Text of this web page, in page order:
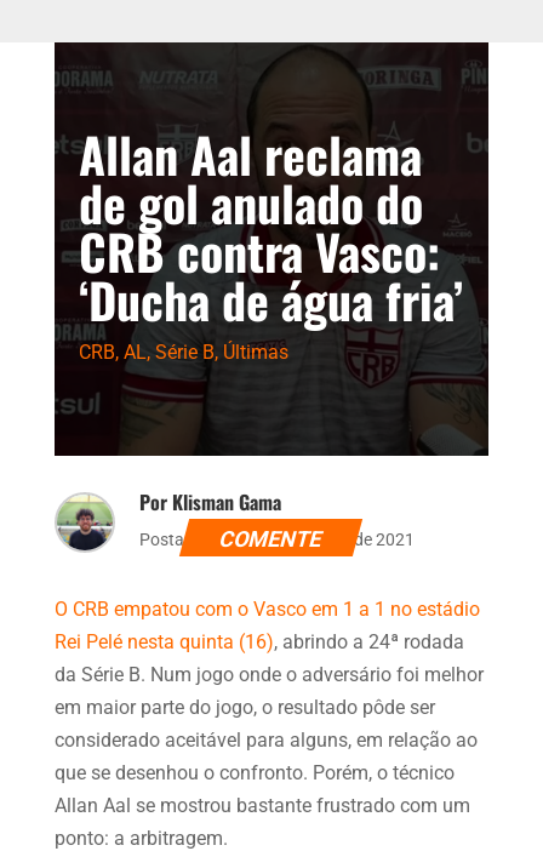
Allan Aal reclama
de gol anulado do
CRB contra Vasco:
‘Ducha de água fria’
CRB, AL, Série B, Últimas
Por Klisman Gama
Postado dia 16 de setembro de 2021
COMENTE
O CRB empatou com o Vasco em 1 a 1 no estádio
Rei Pelé nesta quinta (16), abrindo a 24ª rodada
da Série B. Num jogo onde o adversário foi melhor
em maior parte do jogo, o resultado pôde ser
considerado aceitável para alguns, em relação ao
que se desenhou o confronto. Porém, o técnico
Allan Aal se mostrou bastante frustrado com um
ponto: a arbitragem.